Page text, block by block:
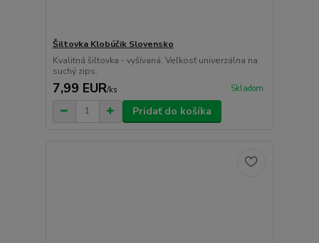
Šiltovka Klobúčik Slovensko
Kvalitná šiltovka - vyšívaná. Veľkosť univerzálna na
suchý zips.
7,99 EUR/ks Skladom
Pridať do košíka